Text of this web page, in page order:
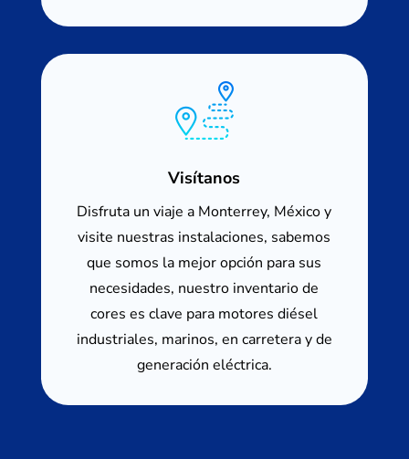
Visítanos
Disfruta un viaje a Monterrey, México y
visite nuestras instalaciones, sabemos
que somos la mejor opción para sus
necesidades, nuestro inventario de
cores es clave para motores diésel
industriales, marinos, en carretera y de
generación eléctrica.